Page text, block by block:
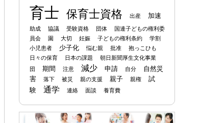
育士 保育士資格 出産 加速
助成 協議 受験資格 団体
国連子どもの権利委
員会
園 大切 妊娠 子どもの権利条約
学割
小児患者
少子化 悩む親 批准
抱っこひも
日々の保育
日本の課題
朝日新聞厚生文化事業
団
期間 注意 減少 申請 自分
自然災
害
落下 被災 親の支援 親子 親権
試
験
通学 連絡 面談 養育費